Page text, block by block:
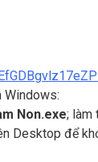
Windows:
Non.exe; làm
Desktop để